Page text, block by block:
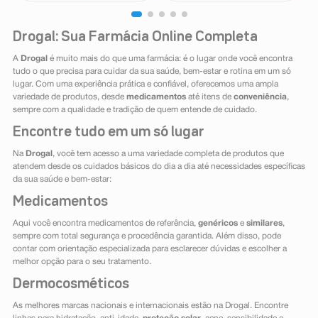
Drogal: Sua Farmácia Online Completa
A Drogal é muito mais do que uma farmácia: é o lugar onde você encontra
tudo o que precisa para cuidar da sua saúde, bem-estar e rotina em um só
lugar. Com uma experiência prática e confiável, oferecemos uma ampla
variedade de produtos, desde medicamentosaté itens de conveniência,
sempre com a qualidade e tradição de quem entende de cuidado.
Encontre tudo em um só lugar
Na Drogal , você tem acesso a uma variedade completa de produtos que
atendem desde os cuidados básicos do dia a dia até necessidades específicas
da sua saúde e bem-estar:
Medicamentos
Aqui você encontra medicamentos de referência, genéricose similares,
sempre com total segurança e procedência garantida. Além disso, pode
contar com orientação especializada para esclarecer dúvidas e escolher a
melhor opção para o seu tratamento.
Dermocosméticos
As melhores marcas nacionais e internacionais estão na Drogal. Encontre